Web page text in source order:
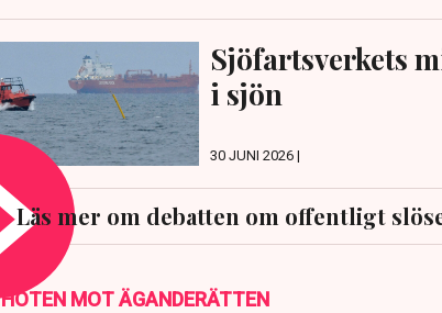
Sjöfartsverkets
i sjön
30 JUNI 2026 |
Läs mer om debatten om offentligt
HOTEN MOT ÄGANDERÄTTEN